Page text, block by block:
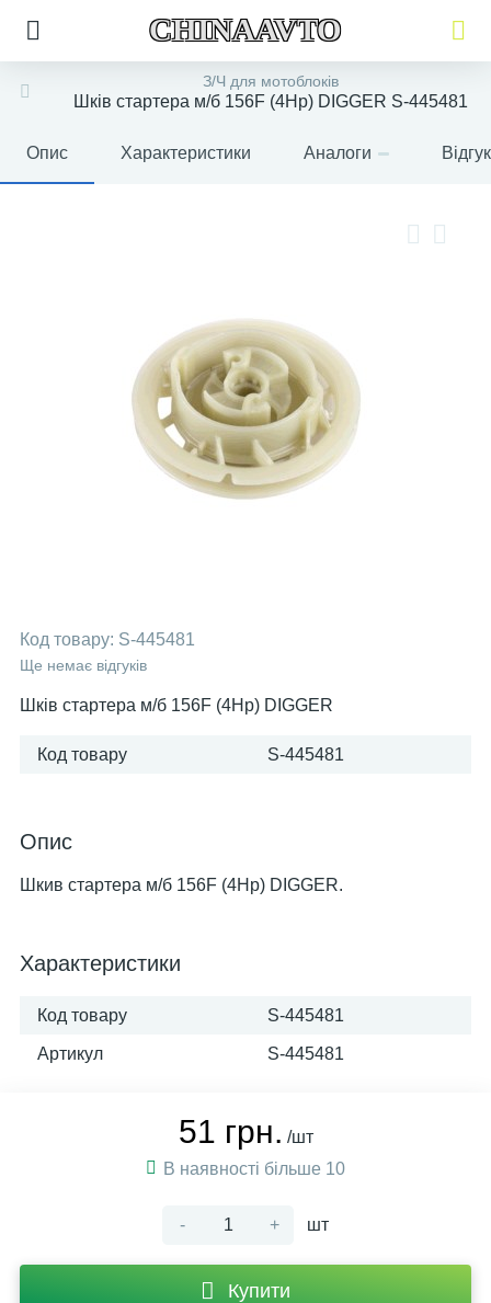
CHINAAVTO
З/Ч для мотоблоків
Шків стартера м/б 156F (4Hp) DIGGER S-445481
Опис Характеристики Аналоги
Код товару: S-445481
Ще немає відгуків
Шків стартера м/б 156F (4Hp) DIGGER
Код товару S-445481
Опис
Шкив стартера м/б 156F (4Hp) DIGGER.
Характеристики
Код товару S-445481
Артикул S-445481
51 грн. /шт
В наявності більше 10
- + шт
Купити